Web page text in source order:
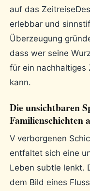
auf das
erlebbar und
Überzeugung
dass wer seine
für ein nachhaltiges
kann.
Die unsichtbaren
Familienschichten
V verborgenen
entfaltet sich eine
Leben subtle lenkt.
dem Bild eines